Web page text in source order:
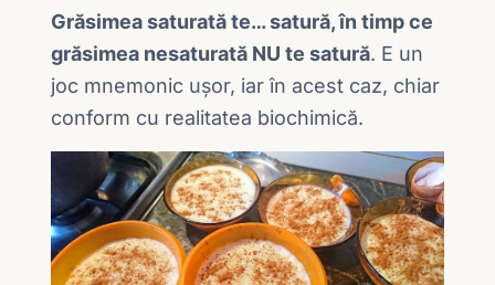
Grăsimea saturată te… satură, în timp ce
grăsimea nesaturată NU te satură. E un
joc mnemonic ușor, iar în acest caz, chiar
conform cu realitatea biochimică.